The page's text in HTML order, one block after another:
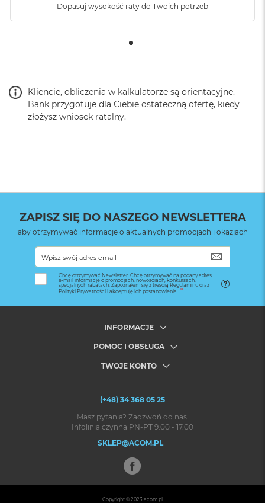
Dopasuj wysokość raty do Twoich potrzeb
Kliencie, obliczenia w kalkulatorze są orientacyjne.
Bank przygotuje dla Ciebie ostateczną ofertę, kiedy
złożysz wniosek ratalny.
ZAPISZ SIĘ DO NASZEGO NEWSLETTERA
aby otrzymywać informacje o aktualnych promocjach i okazjach
Chcę otrzymywać Newsletter. Chcę otrzymywać na podany adres
e-mail informacje o promocjach, nowościach, konkursach,
specjalnych rabatach. Zapoznałem się z treścią Regulaminu oraz
Polityki Prywatności i akceptuję ich postanowienia.
INFORMACJE
POMOC I OBSŁUGA
TWOJE KONTO
(+48) 34 368 05 25
Masz pytania? Zadzwoń do nas.
Infolinia czynna PN-PT 9.00 - 17.00
SKLEP@ACOM.PL
Copyright © 2023 acom.pl